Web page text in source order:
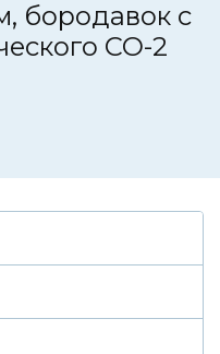
бородавок с
CO-2